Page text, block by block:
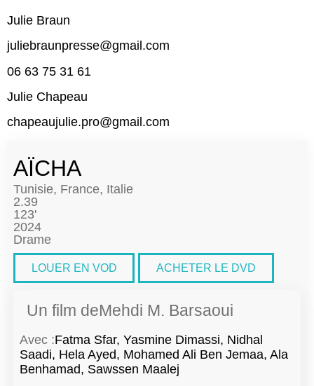
Julie Braun
juliebraunpresse@gmail.com
06 63 75 31 61
Julie Chapeau
chapeaujulie.pro@gmail.com
AÏCHA
Tunisie, France, Italie
2.39
123'
2024
Drame
LOUER EN VOD ACHETER LE DVD
Un film deMehdi M. Barsaoui
Avec :Fatma Sfar, Yasmine Dimassi, Nidhal
Saadi, Hela Ayed, Mohamed Ali Ben Jemaa, Ala
Benhamad, Sawssen Maalej